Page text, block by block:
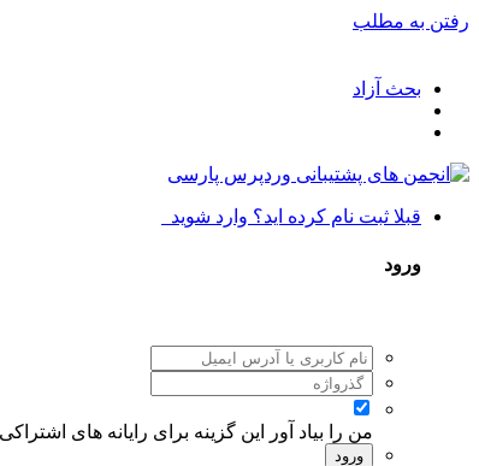
رفتن به مطلب
بحث آزاد
قبلا ثبت نام کرده اید؟ وارد شوید
ورود
من را بیاد آور این گزینه برای رایانه های
ورود